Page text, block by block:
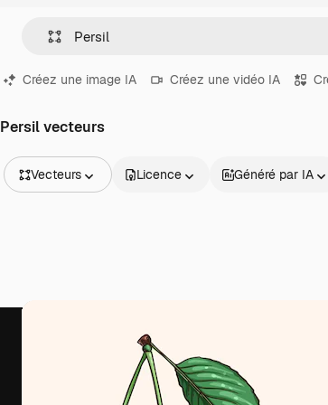
Créez une image IA Créez une vidéo IA
Persil vecteurs
Vecteurs
Vidéos
Licence Généré par IA